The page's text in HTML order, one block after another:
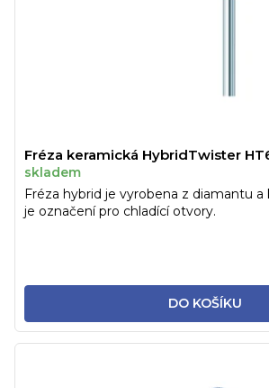
Fréza keramická HybridTwister
skladem
DO KOŠÍKU
Fréza hybrid je vyrobena z diamantu a
je označení pro chladící otvory.